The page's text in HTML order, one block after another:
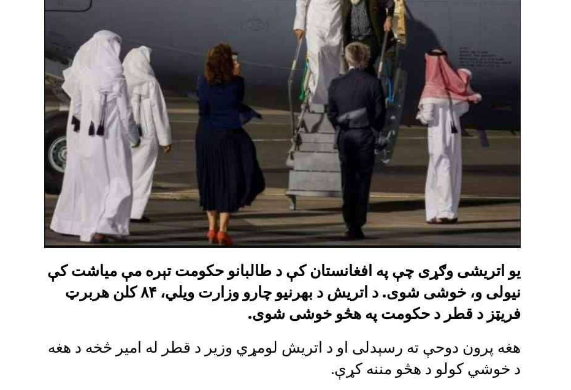
یو اتریشی وګړی چې په افغانستان کې د طالبانو حکومت تېره مې میاشت کې
نیولی و، خوشی شوی. د اتريش د بهرنیو چارو وزارت ویلي، ۸۴ کلن هربرټ
فريټز د قطر د حکومت په هڅو خوشی شوی.
هغه پرون دوحې ته رسېدلی او د اتريش لومړي وزیر د قطر له امیر څخه د هغه
د خوشي کولو د هڅو مننه کړې.